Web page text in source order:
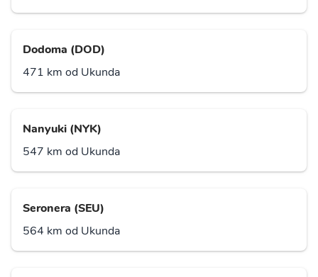
Dodoma (DOD)
471 km od Ukunda
Nanyuki (NYK)
547 km od Ukunda
Seronera (SEU)
564 km od Ukunda